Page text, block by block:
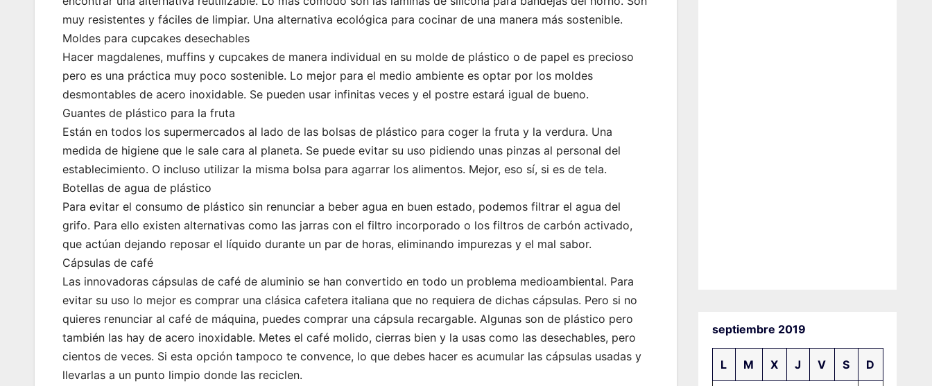
muy resistentes y fáciles de limpiar. Una alternativa ecológica para cocinar de una manera más sostenible.
Moldes para cupcakes desechables
Hacer magdalenes, muffins y cupcakes de manera individual en su molde de plástico o de papel es precioso
pero es una práctica muy poco sostenible. Lo mejor para el medio ambiente es optar por los moldes
desmontables de acero inoxidable. Se pueden usar infinitas veces y el postre estará igual de bueno.
Guantes de plástico para la fruta
Están en todos los supermercados al lado de las bolsas de plástico para coger la fruta y la verdura. Una
medida de higiene que le sale cara al planeta. Se puede evitar su uso pidiendo unas pinzas al personal del
establecimiento. O incluso utilizar la misma bolsa para agarrar los alimentos. Mejor, eso sí, si es de tela.
Botellas de agua de plástico
Para evitar el consumo de plástico sin renunciar a beber agua en buen estado, podemos filtrar el agua del
grifo. Para ello existen alternativas como las jarras con el filtro incorporado o los filtros de carbón activado,
que actúan dejando reposar el líquido durante un par de horas, eliminando impurezas y el mal sabor.
Cápsulas de café
Las innovadoras cápsulas de café de aluminio se han convertido en todo un problema medioambiental. Para
evitar su uso lo mejor es comprar una clásica cafetera italiana que no requiera de dichas cápsulas. Pero si no
quieres renunciar al café de máquina, puedes comprar una cápsula recargable. Algunas son de plástico pero
también las hay de acero inoxidable. Metes el café molido, cierras bien y la usas como las desechables, pero
cientos de veces. Si esta opción tampoco te convence, lo que debes hacer es acumular las cápsulas usadas y
llevarlas a un punto limpio donde las reciclen.
septiembre 2019
L M X J V S D